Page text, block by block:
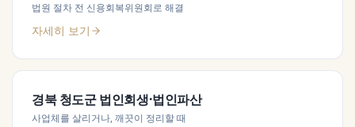
법원 절차 전 신용회복위원회로 해결
자세히 보기
경북 청도군법인회생·법인파산
사업체를 살리거나, 깨끗이 정리할 때